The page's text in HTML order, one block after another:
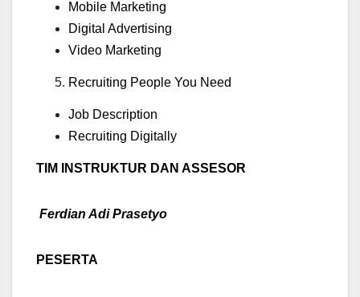
Mobile Marketing
Digital Advertising
Video Marketing
Recruiting People You Need
Job Description
Recruiting Digitally
TIM INSTRUKTUR DAN ASSESOR
Ferdian Adi Prasetyo
PESERTA